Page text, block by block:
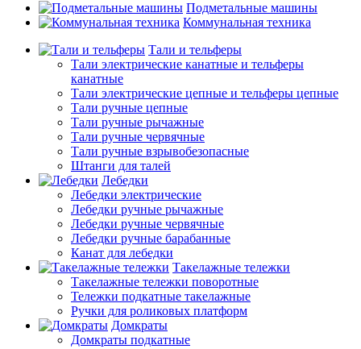
Подметальные машины
Коммунальная техника
Тали и тельферы
Тали электрические канатные и тельферы
канатные
Тали электрические цепные и тельферы цепные
Тали ручные цепные
Тали ручные рычажные
Тали ручные червячные
Тали ручные взрывобезопасные
Штанги для талей
Лебедки
Лебедки электрические
Лебедки ручные рычажные
Лебедки ручные червячные
Лебедки ручные барабанные
Канат для лебедки
Такелажные тележки
Такелажные тележки поворотные
Тележки подкатные такелажные
Ручки для роликовых платформ
Домкраты
Домкраты подкатные